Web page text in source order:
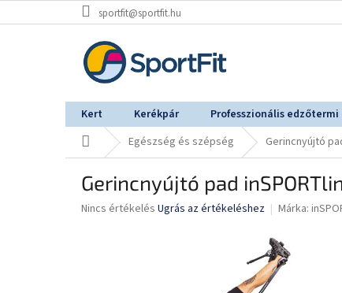
a
sportfit@sportfit.hu
Kert Kerékpár Professzionális edzőtermi
KezdőlapEgészség és szépség Gerincnyújtó
Gerincnyújtó pad
A
Nincs értékelés Ugrás az értékeléshez Márka: